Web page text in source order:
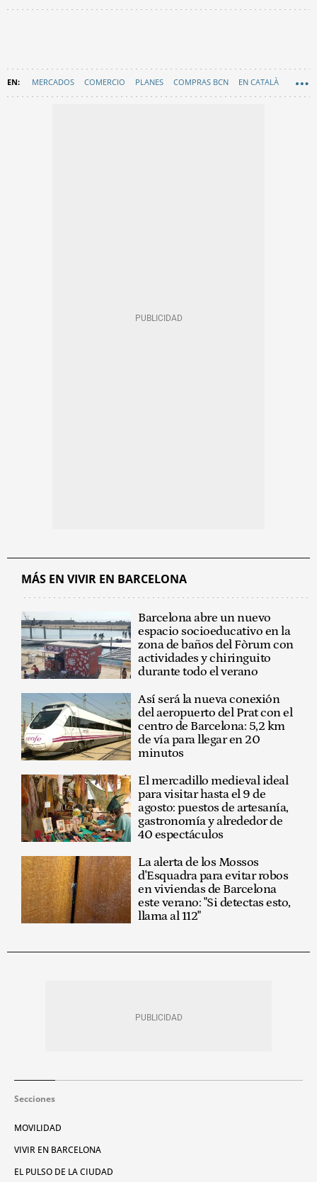
MERCADOS COMERCIO PLANES COMPRAS BCN EN CATALÀ
MÁS EN VIVIR EN BARCELONA
Barcelona abre un nuevo
espacio socioeducativo en la
zona de baños del Fòrum con
actividades y chiringuito
durante todo el verano
Así será la nueva conexión
del aeropuerto del Prat con el
centro de Barcelona: 5,2 km
de vía para llegar en 20
minutos
El mercadillo medieval ideal
para visitar hasta el 9 de
agosto: puestos de artesanía,
gastronomía y alrededor de
40 espectáculos
La alerta de los Mossos
d'Esquadra para evitar robos
en viviendas de Barcelona
este verano: "Si detectas esto,
llama al 112"
Secciones
MOVILIDAD
VIVIR EN BARCELONA
EL PULSO DE LA CIUDAD